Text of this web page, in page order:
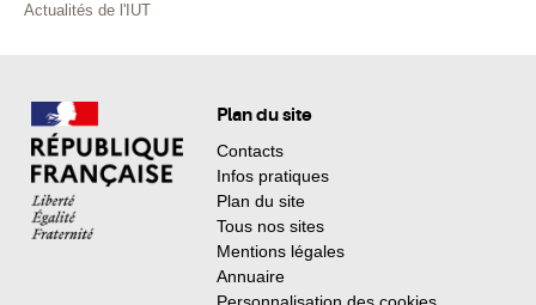
Actualités de l'IUT
Plan du site
Contacts
Infos pratiques
Plan du site
Tous nos sites
Mentions légales
Annuaire
Personnalisation des cookies